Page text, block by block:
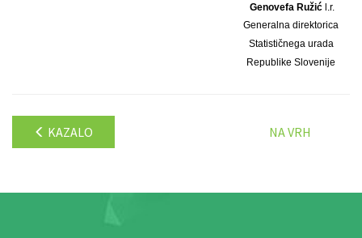
Genovefa Ružić l.r.
Generalna direktorica
Statističnega urada
Republike Slovenije
KAZALO NA VRH